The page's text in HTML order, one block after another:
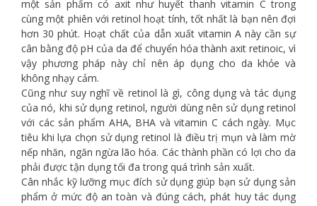
một sản phẩm có axit như huyết thanh vitamin C trong
cùng một phiên với retinol hoạt tính, tốt nhất là bạn nên đợi
hơn 30 phút. Hoạt chất của dẫn xuất vitamin A này cần sự
cân bằng độ pH của da để chuyển hóa thành axit retinoic, vì
vậy phương pháp này chỉ nên áp dụng cho da khỏe và
không nhạy cảm.
Cũng như suy nghĩ về retinol là gì, công dụng và tác dụng
của nó, khi sử dụng retinol, người dùng nên sử dụng retinol
với các sản phẩm AHA, BHA và vitamin C cách ngày. Mục
tiêu khi lựa chọn sử dụng retinol là điều trị mụn và làm mờ
nếp nhăn, ngăn ngừa lão hóa. Các thành phần có lợi cho da
phải được tận dụng tối đa trong quá trình sản xuất.
Cân nhắc kỹ lưỡng mục đích sử dụng giúp bạn sử dụng sản
phẩm ở mức độ an toàn và đúng cách, phát huy tác dụng